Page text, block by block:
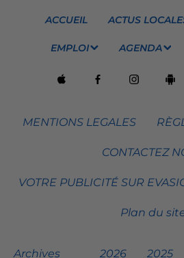
ACCUEIL ACTUS
EMPLOI AGENDA
MENTIONS LEGALES
CONTACTEZ
VOTRE PUBLICITÉ SUR
Plan du
Archives 2026 2025